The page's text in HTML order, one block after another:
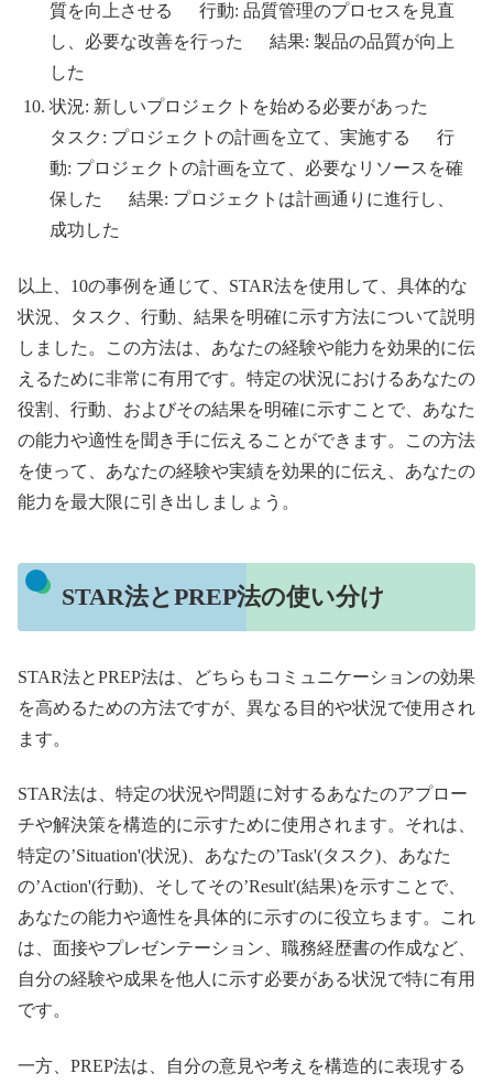
質を向上させる 行動: 品質管理のプロセスを見直
し、必要な改善を行った 結果: 製品の品質が向上
した
状況: 新しいプロジェクトを始める必要があった
タスク: プロジェクトの計画を立て、実施する 行
動: プロジェクトの計画を立て、必要なリソースを確
保した 結果: プロジェクトは計画通りに進行し、
成功した
以上、10の事例を通じて、STAR法を使用して、具体的な
状況、タスク、行動、結果を明確に示す方法について説明
しました。この方法は、あなたの経験や能力を効果的に伝
えるために非常に有用です。特定の状況におけるあなたの
役割、行動、およびその結果を明確に示すことで、あなた
の能力や適性を聞き手に伝えることができます。この方法
を使って、あなたの経験や実績を効果的に伝え、あなたの
能力を最大限に引き出しましょう。
STAR法とPREP法の使い分け
STAR法とPREP法は、どちらもコミュニケーションの効果
を高めるための方法ですが、異なる目的や状況で使用され
ます。
STAR法は、特定の状況や問題に対するあなたのアプロー
チや解決策を構造的に示すために使用されます。それは、
特定の’Situation'(状況)、あなたの’Task'(タスク)、あなた
の’Action'(行動)、そしてその’Result'(結果)を示すことで、
あなたの能力や適性を具体的に示すのに役立ちます。これ
は、面接やプレゼンテーション、職務経歴書の作成など、
自分の経験や成果を他人に示す必要がある状況で特に有用
です。
一方、PREP法は、自分の意見や考えを構造的に表現する